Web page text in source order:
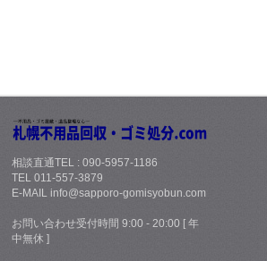
相談直通TEL : 090-5957-1186
TEL 011-557-3879
E-MAIL info@sapporo-gomisyobun.com
お問い合わせ受付時間 9:00 - 20:00 [ 年
中無休 ]